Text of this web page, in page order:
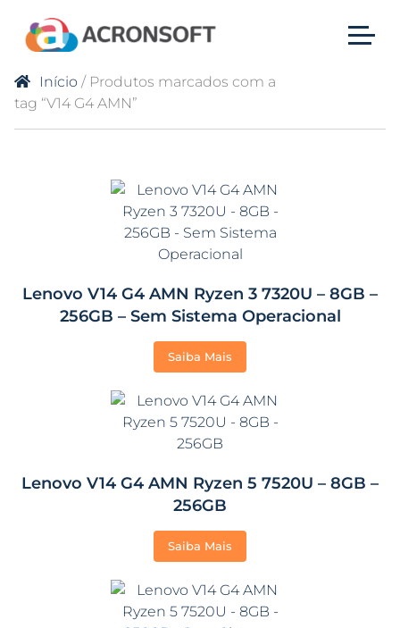
Início / Produtos marcados com a
tag “V14 G4 AMN”
Lenovo V14 G4 AMN Ryzen 3 7320U – 8GB –
256GB – Sem Sistema Operacional
Saiba Mais
Lenovo V14 G4 AMN Ryzen 5 7520U – 8GB –
256GB
Saiba Mais